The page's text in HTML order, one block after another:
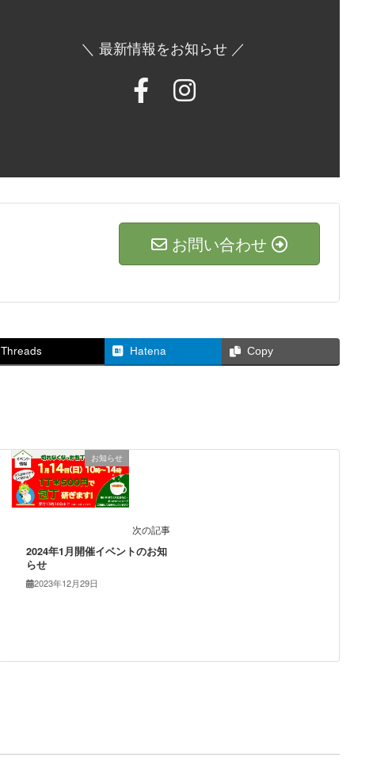
＼ 最新情報をお知らせ ／
お問い合わせ
Threads Hatena Copy
お知らせ
次の記事
2024年1月開催イベントのお知
らせ
2023年12月29日